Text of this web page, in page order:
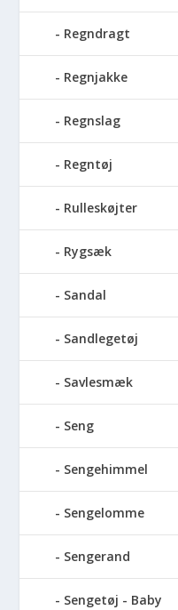
Regndragt
Regnjakke
Regnslag
Regntøj
Rulleskøjter
Rygsæk
Sandal
Sandlegetøj
Savlesmæk
Seng
Sengehimmel
Sengelomme
Sengerand
Sengetøj - Baby